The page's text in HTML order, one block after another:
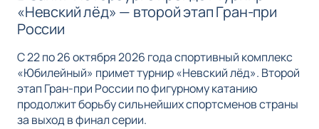
«Невский лёд» — второй этап Гран-при
России
С 22 по 26 октября 2026 года спортивный комплекс
«Юбилейный» примет турнир «Невский лёд». Второй
этап Гран-при России по фигурному катанию
продолжит борьбу сильнейших спортсменов страны
за выход в финал серии.